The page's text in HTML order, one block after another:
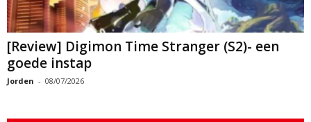
[Review] Digimon Time Stranger (S2)- een
goede instap
Jorden - 08/07/2026